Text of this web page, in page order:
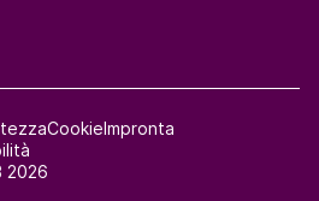
2026
CookieImpronta